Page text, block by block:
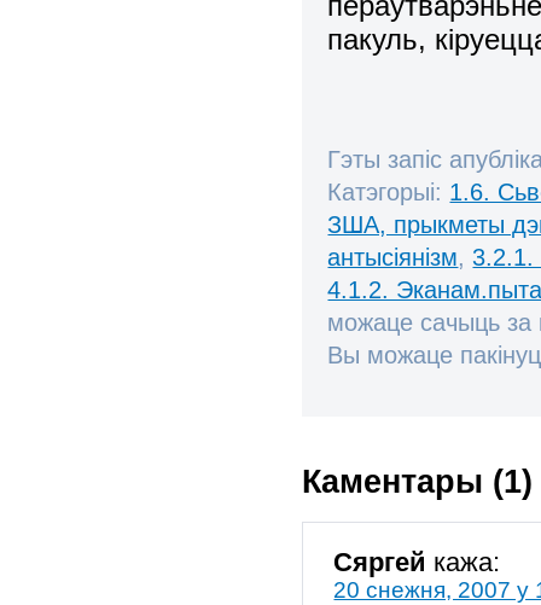
пакуль,
Гэты запіс
Катэгорыі: 1.6.
ЗША, прыкметы
антысіянізм, 3.2.1.
4.1.2.
можаце сачыць
Вы можаце
Каментары (1)
Сяргей кажа:
20 снежня, 2007 у